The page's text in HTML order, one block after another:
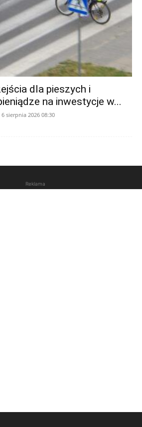
dla pieszych i
na inwestycje w...
6 sierpnia 2026 08:30
Reklama